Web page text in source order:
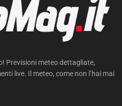
Previsioni meteo dettagliate,
live. Il meteo, come non l’hai mai